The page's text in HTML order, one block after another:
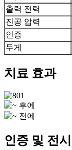
출력 전력
진공 압력
인증
무게
치료 효과
인증 및 전시